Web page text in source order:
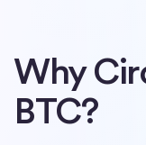
Why
BTC?